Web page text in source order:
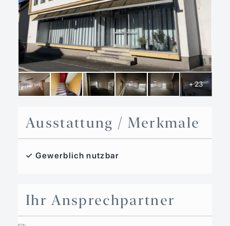
+ 23
Ausstattung / Merkmale
✓ Gewerblich nutzbar
Ihr Ansprechpartner